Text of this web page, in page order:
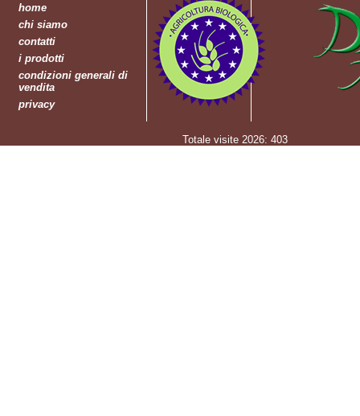
home
chi siamo
contatti
i prodotti
condizioni generali di
vendita
privacy
Totale visite 2026: 403